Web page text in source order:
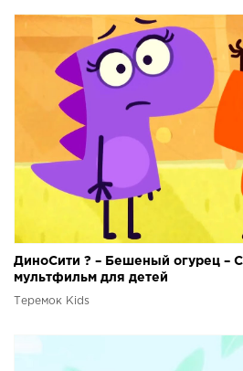
ДиноСити ? – Бешеный огурец –
мультфильм для детей
Теремок Kids